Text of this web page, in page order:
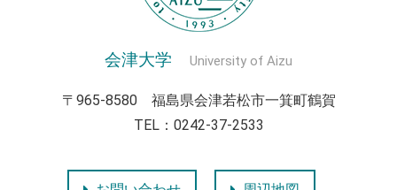
会津大学 University of Aizu
〒965-8580 福島県会津若松市一箕町鶴賀
TEL：0242-37-2533